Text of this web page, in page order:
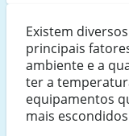
Existem
principais
ambiente e a
ter a
equipamentos
mais